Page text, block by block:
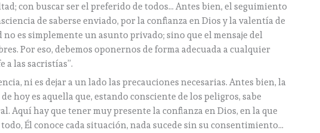
con buscar ser el preferido de todos… Antes bien, el seguimiento
de saberse enviado, por la confianza en Dios y la valentía de
es simplemente un asunto privado; sino que el mensaje del
Por eso, debemos oponernos de forma adecuada a cualquier
a las sacristías”.
ni es dejar a un lado las precauciones necesarias. Antes bien, la
hoy es aquella que, estando consciente de los peligros, sabe
Aquí hay que tener muy presente la confianza en Dios, en la que
Él conoce cada situación, nada sucede sin su consentimiento…